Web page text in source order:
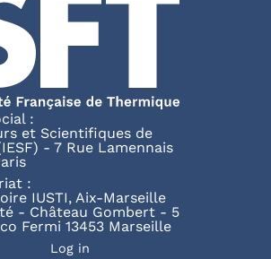
:
et Scientifiques de
- 7 Rue Lamennais
:
IUSTI, Aix-Marseille
- Château Gombert - 5
Fermi 13453 Marseille
Menu du compte de
Log in